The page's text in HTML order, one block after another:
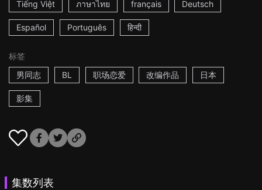
Tiếng Việt ภาษาไทย français Deutsch
Español Português हिन्दी
标签
男同志
BL 职场恋爱 改编作品 日本
影集
集数列表